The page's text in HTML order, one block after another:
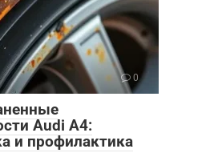
0
Audi A4:
и профилактика